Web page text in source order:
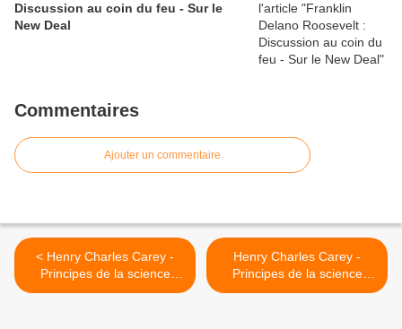
Discussion au coin du feu - Sur le
New Deal
Commentaires
Ajouter un commentaire
< Henry Charles Carey -
Principes de la science
sociale - Tome I - Chapitre
Henry Charles Carey -
Principes de la science
sociale - Tome I - Chapitre